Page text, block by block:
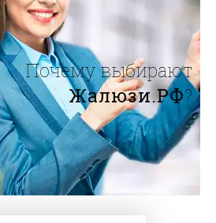
Почему выбирают
Жалюзи.РФ?